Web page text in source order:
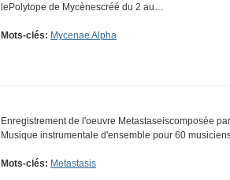
lePolytope de Mycènescréé du 2 au…
Mots-clés: Mycenae Alpha
Enregistrement de l'oeuvre Metastaseiscomposée
Musique instrumentale d'ensemble pour 60
Mots-clés: Metastasis